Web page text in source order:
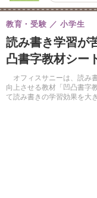
親子で考える大学選び 高
共通テスト 夏休み
8月開催イベント・WS
自由研究教材（小学生向け）
読み書き学習が
凸書字教材シー
オフィスサニーは、読み
向上させる教材「凹凸書字
て読み書きの学習効果を大
教育・受験 小学生